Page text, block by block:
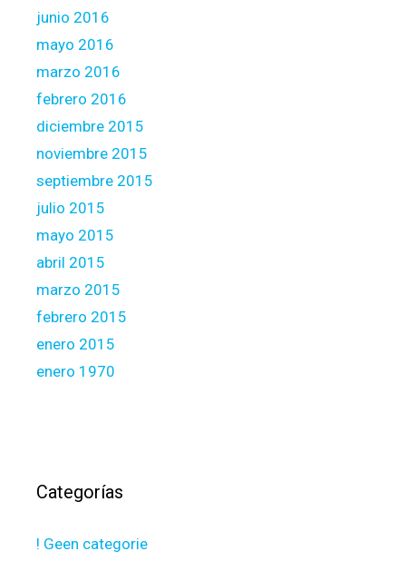
junio 2016
mayo 2016
marzo 2016
febrero 2016
diciembre 2015
noviembre 2015
septiembre 2015
julio 2015
mayo 2015
abril 2015
marzo 2015
febrero 2015
enero 2015
enero 1970
Categorías
! Geen categorie